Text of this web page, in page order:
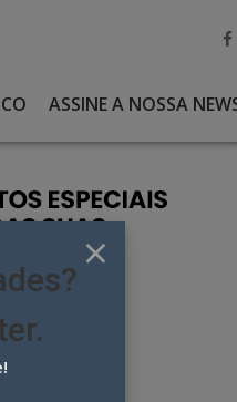
ASSINE A NOSSA
×